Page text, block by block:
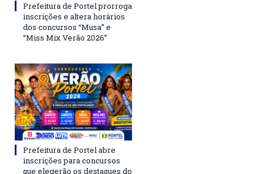
Prefeitura de Portel prorroga
inscrições e altera horários
dos concursos “Musa” e
“Miss Mix Verão 2026”
Prefeitura de Portel abre
inscrições para concursos
que elegerão os destaques do